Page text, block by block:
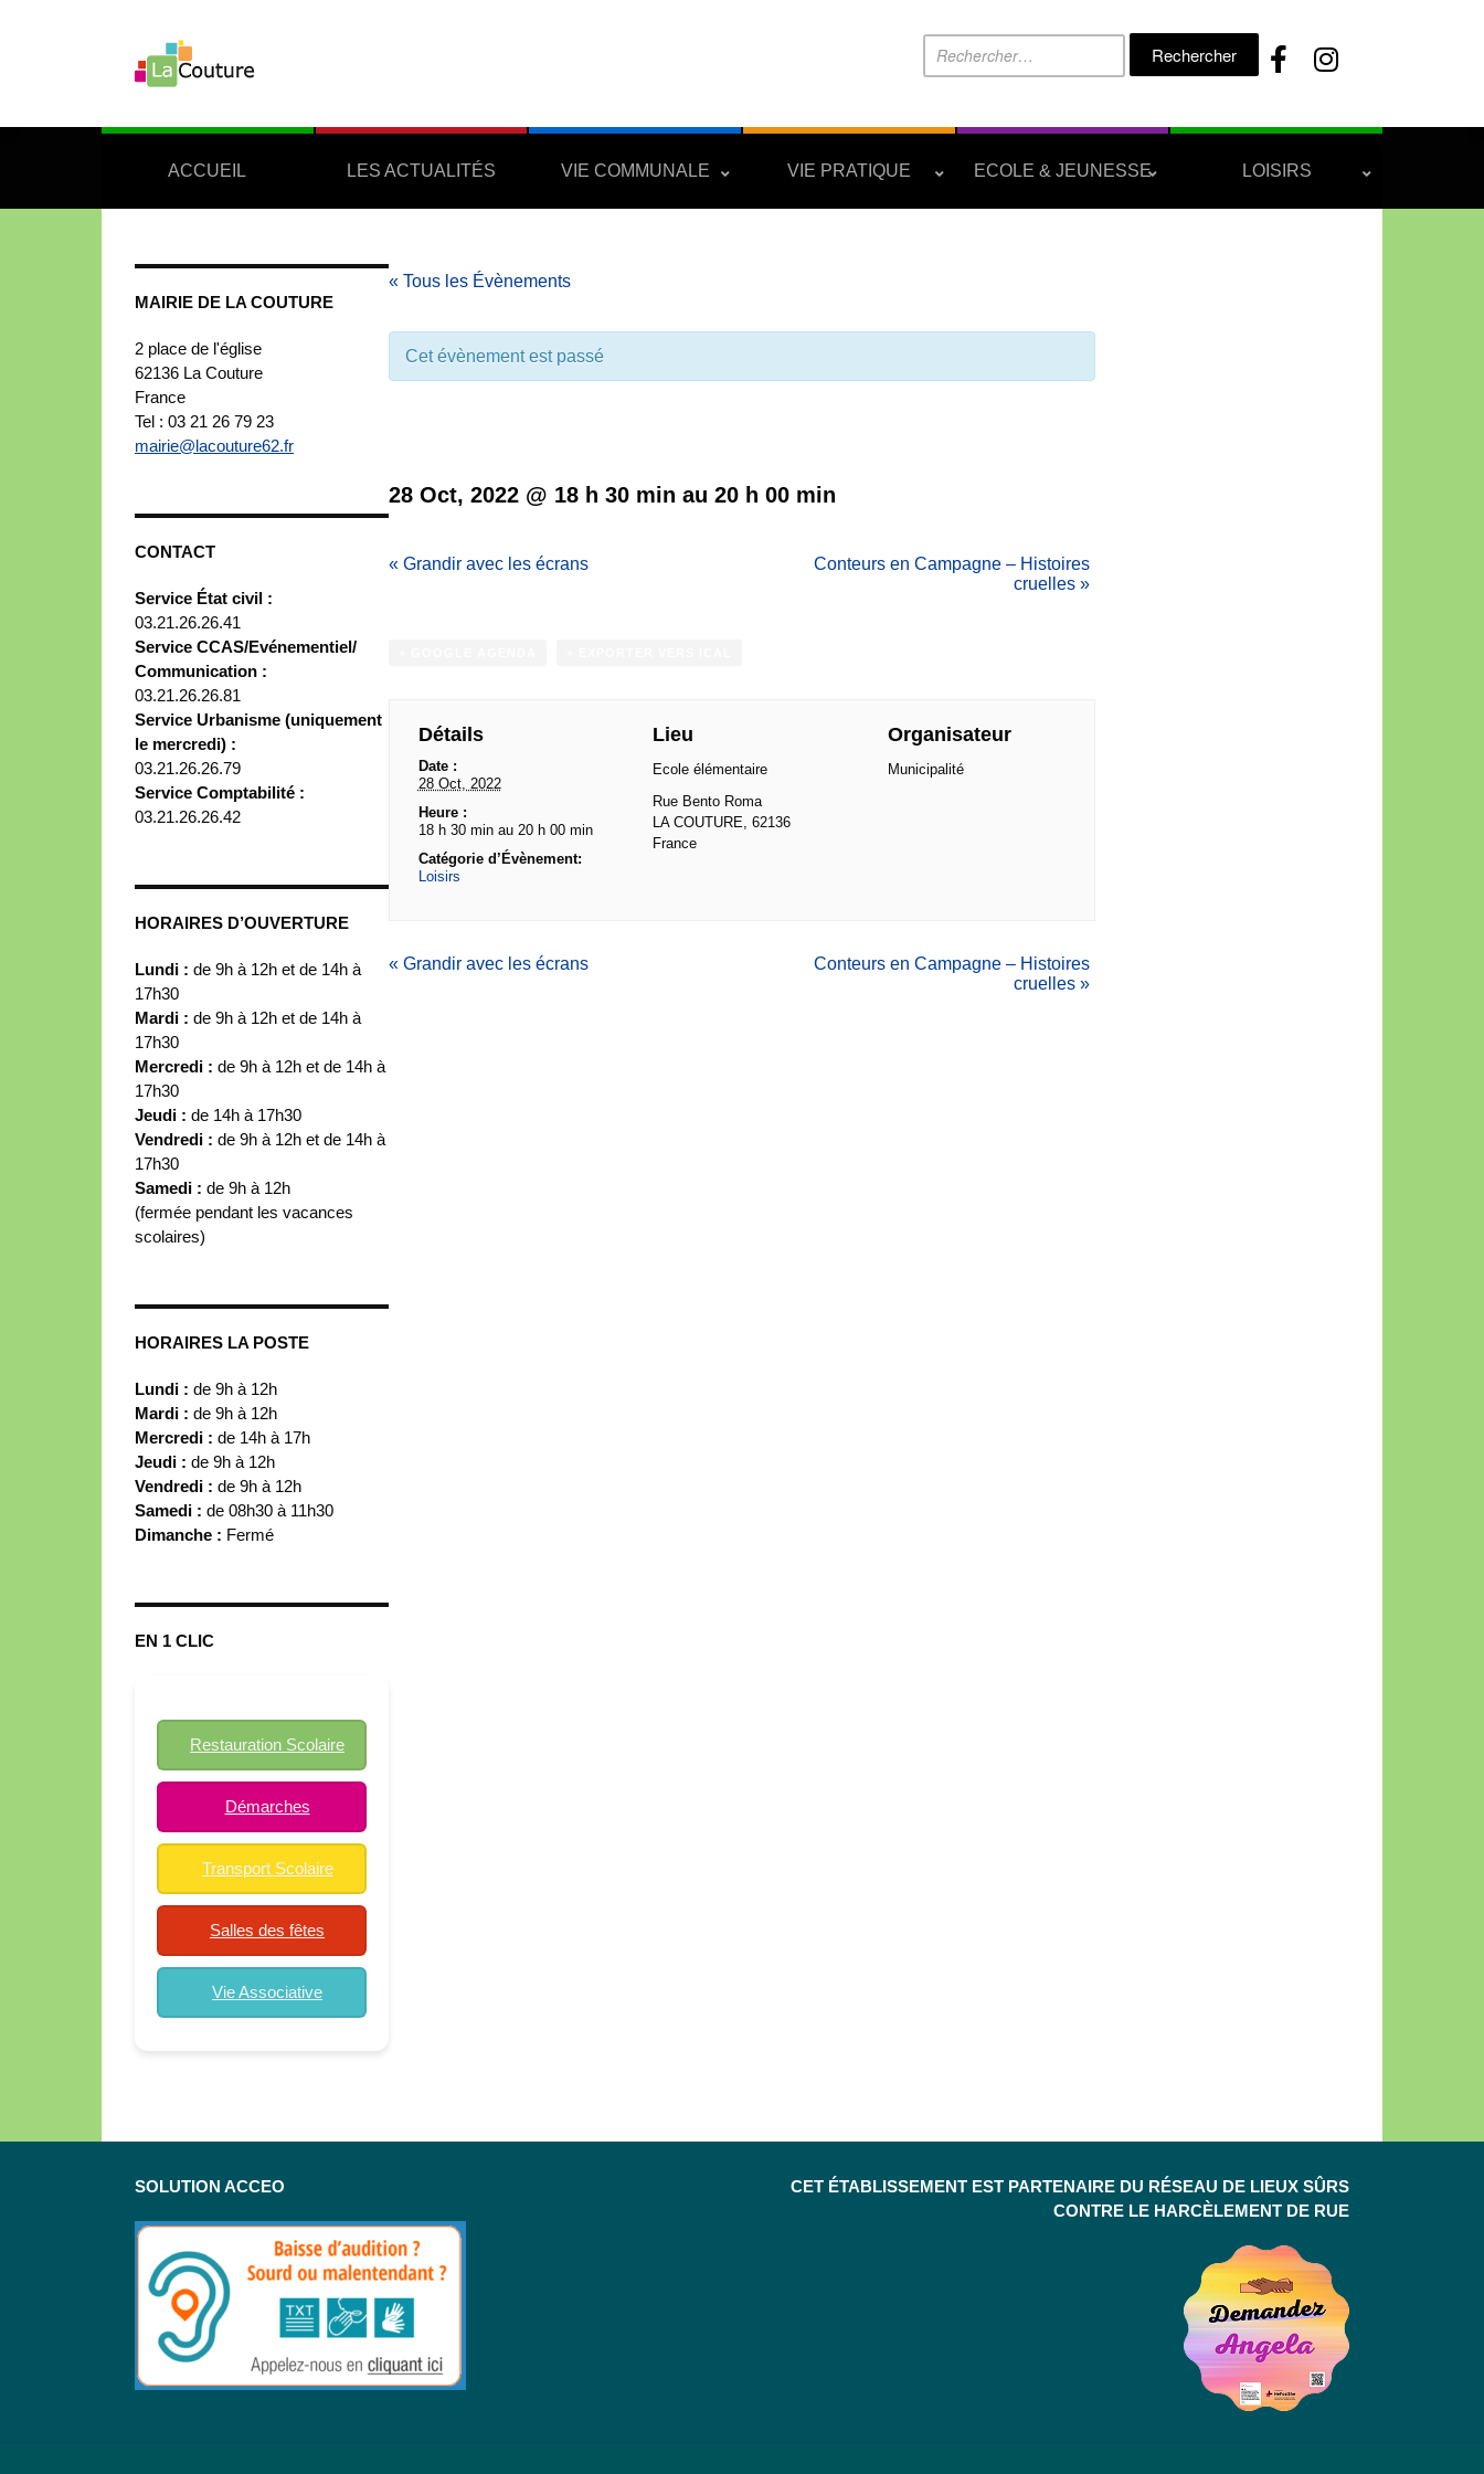
Rechercher :
ACCUEIL LES ACTUALITÉS VIE COMMUNALE VIE PRATIQUE ECOLE & JEUNESSE LOISIRS
MAIRIE DE LA COUTURE
2 place de l'église
62136 La Couture
France
Tel : 03 21 26 79 23
mairie@lacouture62.fr
CONTACT
Service État civil :
03.21.26.26.41
Service CCAS/Evénementiel/
Communication :
03.21.26.26.81
Service Urbanisme (uniquement
le mercredi) :
03.21.26.26.79
Service Comptabilité :
03.21.26.26.42
HORAIRES D’OUVERTURE
Lundi : de 9h à 12h et de 14h à
17h30
Mardi : de 9h à 12h et de 14h à
17h30
Mercredi : de 9h à 12h et de 14h à
17h30
Jeudi : de 14h à 17h30
Vendredi : de 9h à 12h et de 14h à
17h30
Samedi : de 9h à 12h
(fermée pendant les vacances
scolaires)
HORAIRES LA POSTE
Lundi : de 9h à 12h
Mardi : de 9h à 12h
Mercredi : de 14h à 17h
Jeudi : de 9h à 12h
Vendredi : de 9h à 12h
Samedi : de 08h30 à 11h30
Dimanche : Fermé
EN 1 CLIC
Restauration Scolaire
Démarches
Transport Scolaire
Salles des fêtes
Vie Associative
« Tous les Évènements
Cet évènement est passé
28 Oct, 2022 @ 18 h 30 min au 20 h 00 min
« Grandir avec les écrans
Conteurs en Campagne – Histoires
cruelles »
Détails
Date :
28 Oct, 2022
Heure :
18 h 30 min au 20 h 00 min
Catégorie d’Évènement:
Loisirs
Lieu
Ecole élémentaire
Rue Bento Roma
LA COUTURE
62136
France
Organisateur
Municipalité
« Grandir avec les écrans
Conteurs en Campagne – Histoires
cruelles »
SOLUTION ACCEO
CET ÉTABLISSEMENT EST PARTENAIRE DU RÉSEAU DE LIEUX SÛRS
CONTRE LE HARCÈLEMENT DE RUE